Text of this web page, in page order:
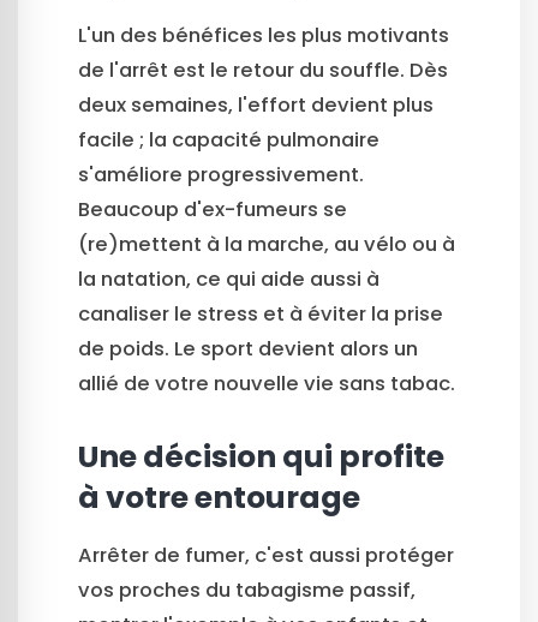
L'un des bénéfices les plus motivants
de l'arrêt est le retour du souffle. Dès
deux semaines, l'effort devient plus
facile ; la capacité pulmonaire
s'améliore progressivement.
Beaucoup d'ex-fumeurs se
(re)mettent à la marche, au vélo ou à
la natation, ce qui aide aussi à
canaliser le stress et à éviter la prise
de poids. Le sport devient alors un
allié de votre nouvelle vie sans tabac.
Une décision qui profite
à votre entourage
Arrêter de fumer, c'est aussi protéger
vos proches du tabagisme passif,